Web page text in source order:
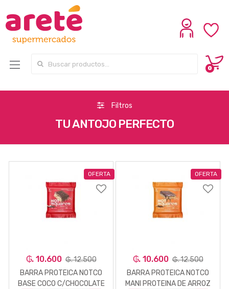
Search for:
0
Filtros
TU ANTOJO PERFECTO
OFERTA
₲. 10.600 ₲. 12.500
BARRA PROTEICA NOTCO
BASE COCO C/CHOCOLATE
OFERTA
₲. 10.600 ₲. 12.500
BARRA PROTEICA NOTCO
MANI PROTEINA DE ARROZ